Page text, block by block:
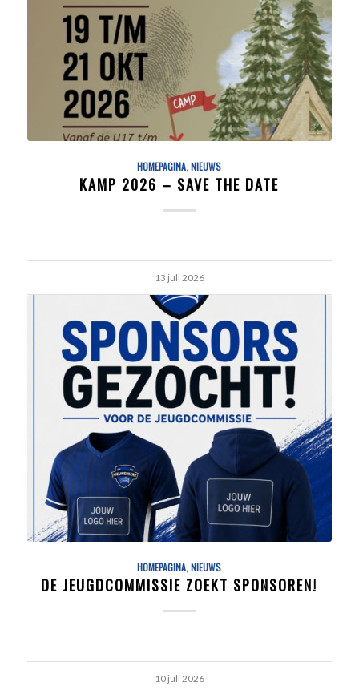
HOMEPAGINA,NIEUWS
KAMP 2026 – SAVE THE DATE
13 juli 2026
HOMEPAGINA,NIEUWS
DE JEUGDCOMMISSIE ZOEKT SPONSOREN!
10 juli 2026